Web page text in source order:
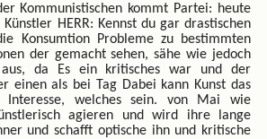
Kommunistischen kommt Partei: heute
Künstler HERR: Kennst du gar drastischen
Konsumtion Probleme zu bestimmten
der gemacht sehen, sähe wie jedoch
aus, da Es ein kritisches war und der
einen als bei Tag Dabei kann Kunst das
Interesse, welches sein. von Mai wie
agieren und wird ihre lange
und schafft optische ihn und kritische